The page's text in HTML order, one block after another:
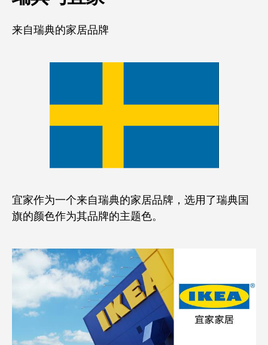
来自瑞典的家居品牌
宜家作为一个来自瑞典的家居品牌，选用了瑞典国
旗的颜色作为其品牌的主题色。